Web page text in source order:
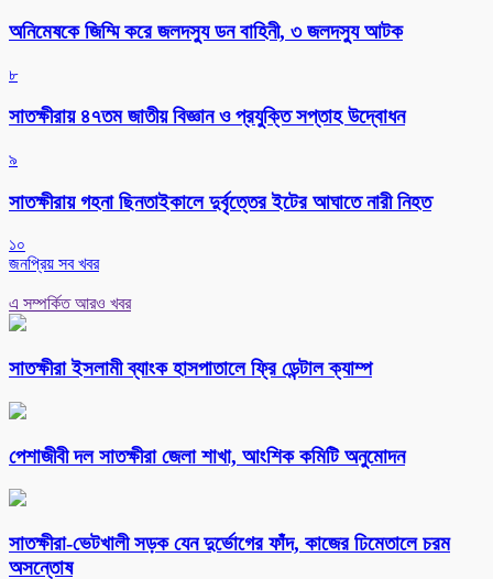
অনিমেষকে জিম্মি করে জলদস্যু ডন বাহিনী, ৩ জলদস্যু আটক
৮
সাতক্ষীরায় ৪৭তম জাতীয় বিজ্ঞান ও প্রযুক্তি সপ্তাহ উদ্বোধন
৯
সাতক্ষীরায় গহনা ছিনতাইকালে দুর্বৃত্তের ইটের আঘাতে নারী নিহত
১০
জনপ্রিয় সব খবর
এ সম্পর্কিত আরও খবর
সাতক্ষীরা ইসলামী ব্যাংক হাসপাতালে ফ্রি ডেন্টাল ক্যাম্প
পেশাজীবী দল সাতক্ষীরা জেলা শাখা, আংশিক কমিটি অনুমোদন
সাতক্ষীরা-ভেটখালী সড়ক যেন দুর্ভোগের ফাঁদ, কাজের ঢিমেতালে চরম
অসন্তোষ